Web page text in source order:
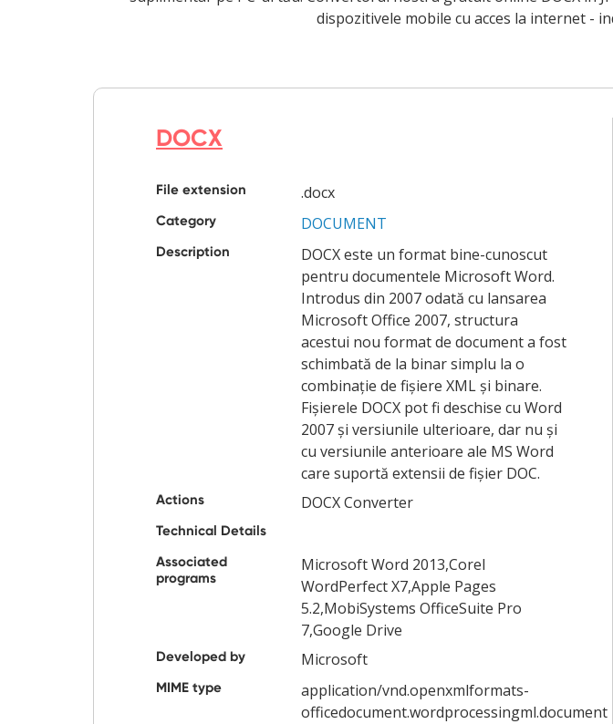
dispozitivele mobile cu acces la internet -
DOCX
File extension .docx
Category DOCUMENT
Description
DOCX este un format bine-cunoscut
pentru documentele Microsoft Word.
Introdus din 2007 odată cu lansarea
Microsoft Office 2007, structura
acestui nou format de document a fost
schimbată de la binar simplu la o
combinație de fișiere XML și binare.
Fișierele DOCX pot fi deschise cu Word
2007 și versiunile ulterioare, dar nu și
cu versiunile anterioare ale MS Word
care suportă extensii de fișier DOC.
Actions DOCX Converter
Technical Details
Associated
programs
Microsoft Word 2013,Corel
WordPerfect X7,Apple Pages
5.2,MobiSystems OfficeSuite Pro
7,Google Drive
Developed by Microsoft
MIME type
application/vnd.openxmlformats-
officedocument.wordprocessingml.document